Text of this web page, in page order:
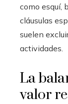
como esquí,
cláusulas
suelen
actividades.
La
valor